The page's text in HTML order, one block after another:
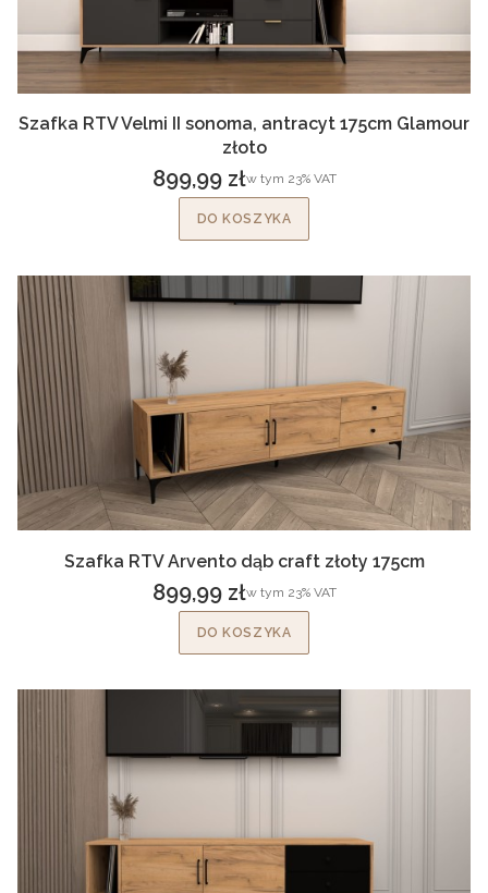
Szafka RTV Velmi II sonoma, antracyt 175cm Glamour
złoto
Cena brutto
899,99 złw tym %s VAT
w tym 23%VAT
DO KOSZYKA
Szafka RTV Arvento dąb craft złoty 175cm
Cena brutto
899,99 złw tym %s VAT
w tym 23%VAT
DO KOSZYKA